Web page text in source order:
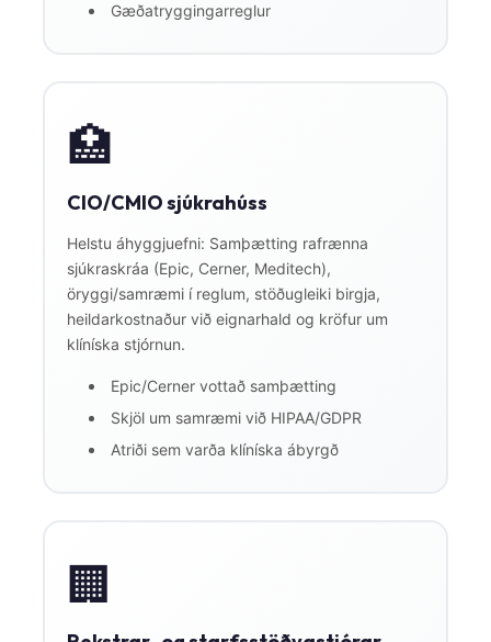
Gæðatryggingarreglur
🏥
CIO/CMIO sjúkrahúss
Helstu áhyggjuefni: Samþætting rafrænna
sjúkraskráa (Epic, Cerner, Meditech),
öryggi/samræmi í reglum, stöðugleiki birgja,
heildarkostnaður við eignarhald og kröfur um
klíníska stjórnun.
Epic/Cerner vottað samþætting
Skjöl um samræmi við HIPAA/GDPR
Atriði sem varða klíníska ábyrgð
🏢